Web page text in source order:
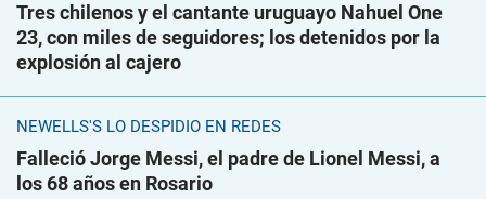
Tres chilenos y el cantante uruguayo Nahuel One
23, con miles de seguidores; los detenidos por la
explosión al cajero
NEWELLS'S LO DESPIDIÓ EN REDES
Falleció Jorge Messi, el padre de Lionel Messi, a
los 68 años en Rosario